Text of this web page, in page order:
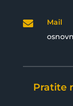

Mail
Pratite